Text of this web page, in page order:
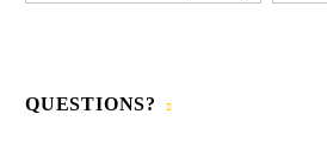
QUESTIONS?